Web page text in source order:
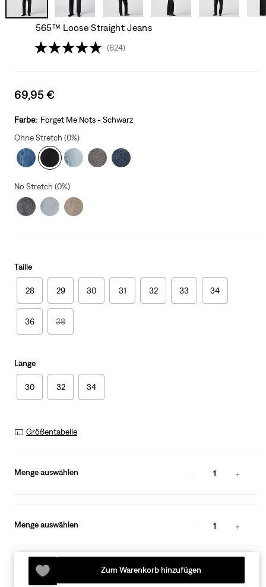
565™ Loose Straight Jeans
(624)
Sale
is
69,95 €
Farbe: Forget Me Nots - Schwarz
Ohne Stretch (0%)
No Stretch (0%)
Taille
28 29 30 31 32 33 34
36 38
Länge
30 32 34
Größentabelle
Menge auswählen 1
Menge auswählen 1
Zum Warenkorb hinzufügen